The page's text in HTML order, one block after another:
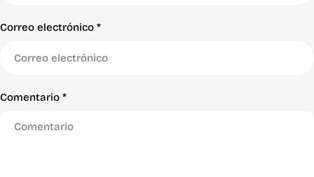
Correo electrónico *
Comentario *